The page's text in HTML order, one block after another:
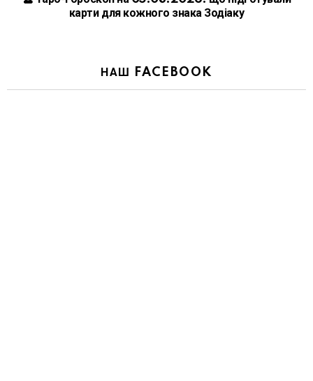
карти для кожного знака Зодіаку
НАШ FACEBOOK